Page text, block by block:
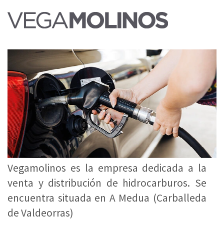
Vegamolinos es la empresa dedicada a la
venta y distribución de hidrocarburos. Se
encuentra situada en A Medua (Carballeda
de Valdeorras)